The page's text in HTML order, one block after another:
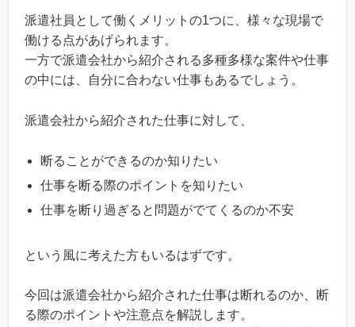
派遣社員として働くメリットの1つに、様々な現場で
働ける点があげられます。
一方で派遣会社から紹介される多種多様な案件や仕事
の中には、自分に合わない仕事もあるでしょう。
派遣会社から紹介された仕事に対して、
断ることができるのか知りたい
仕事を断る際のポイントを知りたい
仕事を断り過ぎると問題がでてくるのか不安
という風に考えた方もいるはずです。
今回は派遣会社から紹介された仕事は断れるのか、断
る際のポイントや注意点を解説します。